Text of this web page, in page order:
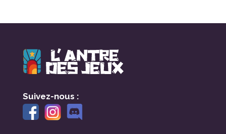
Suivez-nous :